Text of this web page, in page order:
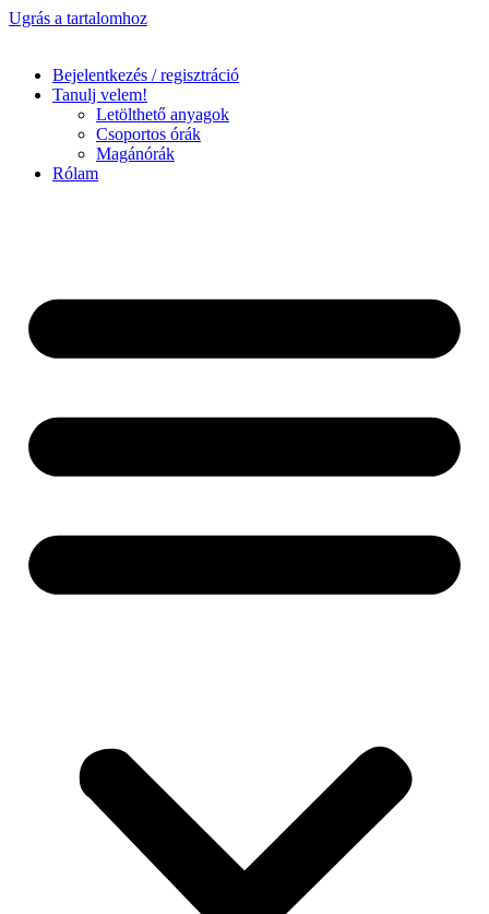
Ugrás a tartalomhoz
Bejelentkezés / regisztráció
Tanulj velem!
Letölthető anyagok
Csoportos órák
Magánórák
Rólam